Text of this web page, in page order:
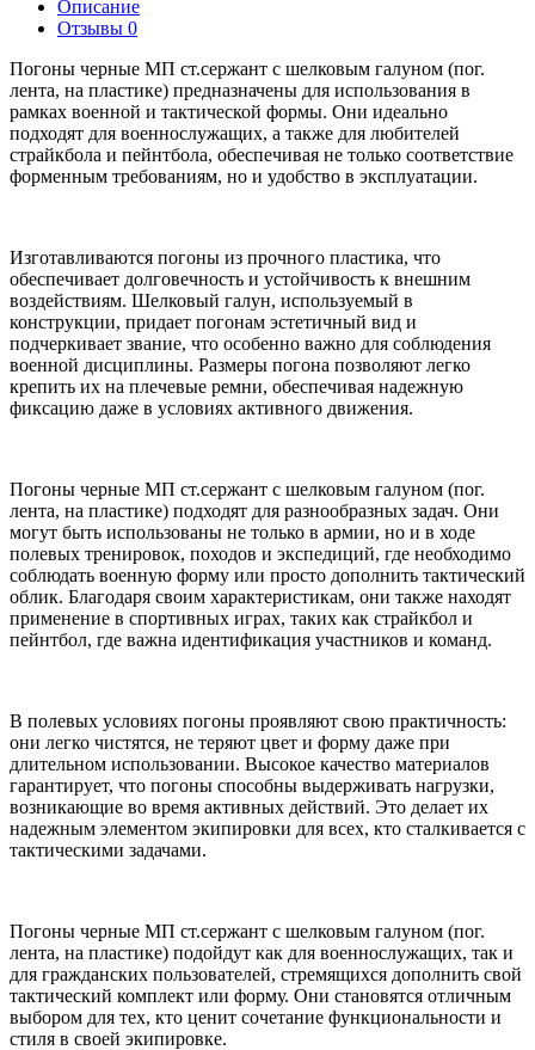
Описание
Отзывы 0
Погоны черные МП ст.сержант с шелковым галуном (пог.
лента, на пластике) предназначены для использования в
рамках военной и тактической формы. Они идеально
подходят для военнослужащих, а также для любителей
страйкбола и пейнтбола, обеспечивая не только соответствие
форменным требованиям, но и удобство в эксплуатации.
Изготавливаются погоны из прочного пластика, что
обеспечивает долговечность и устойчивость к внешним
воздействиям. Шелковый галун, используемый в
конструкции, придает погонам эстетичный вид и
подчеркивает звание, что особенно важно для соблюдения
военной дисциплины. Размеры погона позволяют легко
крепить их на плечевые ремни, обеспечивая надежную
фиксацию даже в условиях активного движения.
Погоны черные МП ст.сержант с шелковым галуном (пог.
лента, на пластике) подходят для разнообразных задач. Они
могут быть использованы не только в армии, но и в ходе
полевых тренировок, походов и экспедиций, где необходимо
соблюдать военную форму или просто дополнить тактический
облик. Благодаря своим характеристикам, они также находят
применение в спортивных играх, таких как страйкбол и
пейнтбол, где важна идентификация участников и команд.
В полевых условиях погоны проявляют свою практичность:
они легко чистятся, не теряют цвет и форму даже при
длительном использовании. Высокое качество материалов
гарантирует, что погоны способны выдерживать нагрузки,
возникающие во время активных действий. Это делает их
надежным элементом экипировки для всех, кто сталкивается с
тактическими задачами.
Погоны черные МП ст.сержант с шелковым галуном (пог.
лента, на пластике) подойдут как для военнослужащих, так и
для гражданских пользователей, стремящихся дополнить свой
тактический комплект или форму. Они становятся отличным
выбором для тех, кто ценит сочетание функциональности и
стиля в своей экипировке.